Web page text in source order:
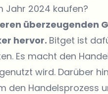
Jahr 2024 kaufen?
überzeugenden
hervor. Bitget ist
Es macht den
wird. Darüber
den Handelsprozess